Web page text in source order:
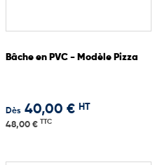
Bâche en PVC - Modèle Pizza
Dès 40,00 € HT
48,00 € TTC